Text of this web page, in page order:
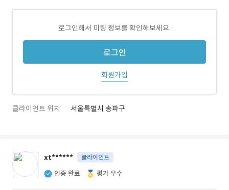
로그인해서 미팅 정보를 확인해보세요.
로그인
회원가입
클라이언트 위치 서울특별시 송파구
xt****** 클라이언트
인증 완료 평가 우수